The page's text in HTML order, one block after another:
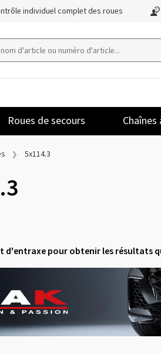
individuel complet des roues
Roues de secours Chaînes
5x114.3
d'entraxe pour obtenir les résultats